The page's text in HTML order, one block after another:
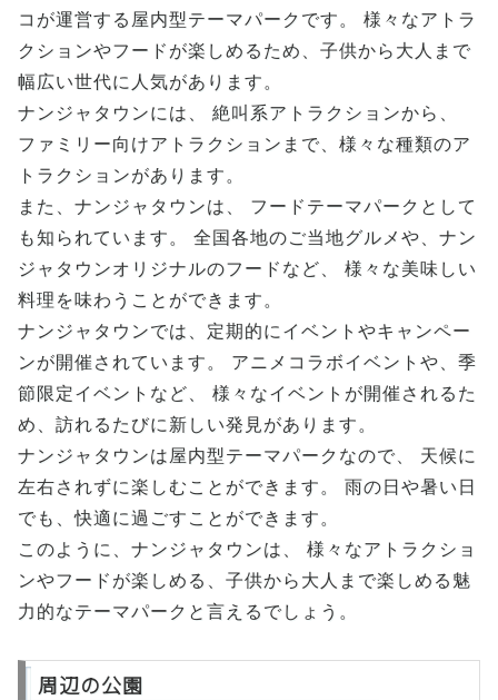
コが運営する屋内型テーマパークです。 様々なアトラ
クションやフードが楽しめるため、子供から大人まで
幅広い世代に人気があります。
ナンジャタウンには、 絶叫系アトラクションから、
ファミリー向けアトラクションまで、様々な種類のア
トラクションがあります。
また、ナンジャタウンは、 フードテーマパークとして
も知られています。 全国各地のご当地グルメや、ナン
ジャタウンオリジナルのフードなど、 様々な美味しい
料理を味わうことができます。
ナンジャタウンでは、定期的にイベントやキャンペー
ンが開催されています。 アニメコラボイベントや、季
節限定イベントなど、 様々なイベントが開催されるた
め、訪れるたびに新しい発見があります。
ナンジャタウンは屋内型テーマパークなので、 天候に
左右されずに楽しむことができます。 雨の日や暑い日
でも、快適に過ごすことができます。
このように、ナンジャタウンは、 様々なアトラクショ
ンやフードが楽しめる、子供から大人まで楽しめる魅
力的なテーマパークと言えるでしょう。
周辺の公園